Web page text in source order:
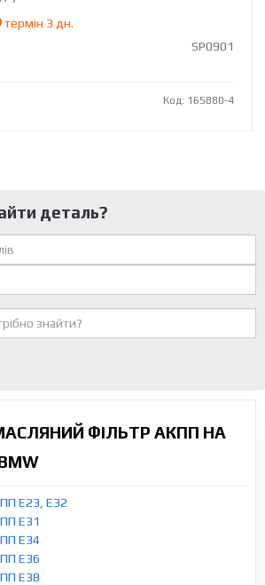
термін 3 дн.
SP0901
Код: 165880-4
деталь?
ФІЛЬТР АКПП НА
E23, E32
E31
E34
E36
E38